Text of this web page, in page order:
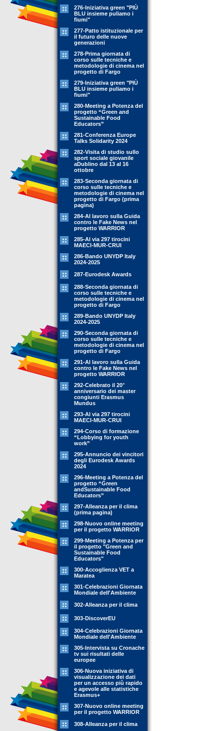
276-Iniziativa green "PIÙ
BLU insieme puliamo i
fiumi"
277-Patto istituzionale per
il futuro delle nuove
generazioni
278-Prima giornata di
corso sulle tecniche e
metodologie di cinema nel
progetto di Fargo
279-Iniziativa green "PIÙ
BLU insieme puliamo i
fiumi"
280-Meeting a Potenza del
progetto “Green and
Sustainable Food
Educators”
281-Conferenza Europe
Talks Solidarity 2024
282-Visita di studio sullo
sport sociale giovanile
aDublino dal 13 al 16
ottobre
283-Seconda giornata di
corso sulle tecniche e
metodologie di cinema nel
progetto di Fargo (prima
pagina)
284-Al lavoro sulla Guida
contro le Fake News nel
progetto WARRIOR
285-Al via 297 tirocini
MAECI-MUR-CRUI
286-Bando UNYDP Italy
2024-2025
287-Eurodesk Awards
288-Seconda giornata di
corso sulle tecniche e
metodologie di cinema nel
progetto di Fargo
289-Bando UNYDP Italy
2024-2025
290-Seconda giornata di
corso sulle tecniche e
metodologie di cinema nel
progetto di Fargo
291-Al lavoro sulla Guida
contro le Fake News nel
progetto WARRIOR
292-Celebrato il 20°
anniversario dei master
congiunti Erasmus
Mundus
293-Al via 297 tirocini
MAECI-MUR-CRUI
294-Corso di formazione
“Lobbying for youth
work”
295-Annuncio dei vincitori
degli Eurodesk Awards
2024
296-Meeting a Potenza del
progetto “Green
andSustainable Food
Educators”
297-Alleanza per il clima
(prima pagina)
298-Nuovo online meeting
per il progetto WARRIOR
299-Meeting a Potenza per
il progetto "Green and
Sustainable Food
Educators"
300-Accoglienza VET a
Maratea
301-Celebrazioni Giornata
Mondiale dell'Ambiente
302-Alleanza per il clima
303-DiscoverEU
304-Celebrazioni Giornata
Mondiale dell'Ambiente
305-Intervista su Cronache
tv sui risultati delle
europee
306-Nuova iniziativa di
visualizzazione dei dati
per un accesso più rapido
e agevole alle statistiche
Erasmus+
307-Nuovo online meeting
per il progetto WARRIOR
308-Alleanza per il clima